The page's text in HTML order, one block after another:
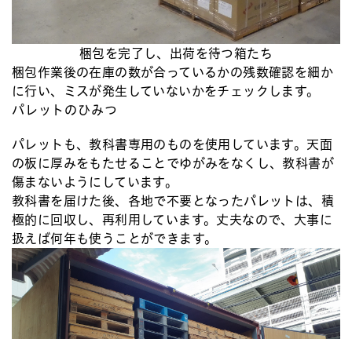
梱包を完了し、出荷を待つ箱たち
梱包作業後の在庫の数が合っているかの残数確認を細か
に行い、ミスが発生していないかをチェックします。
パレットのひみつ
パレットも、教科書専用のものを使用しています。天面
の板に厚みをもたせることでゆがみをなくし、教科書が
傷まないようにしています。
教科書を届けた後、各地で不要となったパレットは、積
極的に回収し、再利用しています。丈夫なので、大事に
扱えば何年も使うことができます。